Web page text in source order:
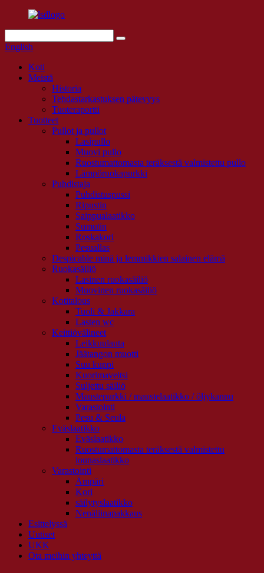
English
Koti
Meistä
Historia
Tehdastarkastuksen pätevyys
Tuoteraportti
Tuotteet
Pullot ja pullot
Lasipullo
Muovi pullo
Ruostumattomasta teräksestä valmistettu pullo
Lämpöruokapurkki
Puhdistaja
Puhdistuspussi
Ripustin
Saippualaatikko
Sumutin
Roskakori
Pesuallas
Despicable minä ja lemmikkien salainen elämä
Ruokasäiliö
Lasinen ruokasäiliö
Muovinen ruokasäiliö
Kotitalous
Tuoli & Jakkara
Lasten wc
Keittiövälineet
Leikkuulauta
Jäätangon muotti
Suu kuppi
Kuorimaveitsi
Suljettu säiliö
Maustepurkki / maustelaatikko / öljykannu
Varastointi
Pesu & Seula
Eväslaatikko
Eväslaatikko
Ruostumattomasta teräksestä valmistettu
lounaslaatikko
Varastointi
Ämpäri
Kori
säilytyslaatikko
Nenäliinapakkaus
Esittelyssä
Uutiset
UKK
Ota meihin yhteyttä